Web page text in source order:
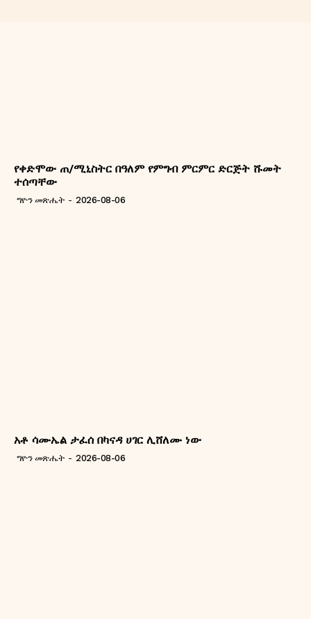
የቀድሞው ጠ/ሚኒስትር በዓለም የምግብ ምርምር ድርጅት ሹመት
ተሰጣቸው
ግዮን መጽሔት - 2026-08-06
አቶ ሳሙኤል ታፈሰ በካናዳ ሀገር ሊሸለሙ ነው
ግዮን መጽሔት - 2026-08-06